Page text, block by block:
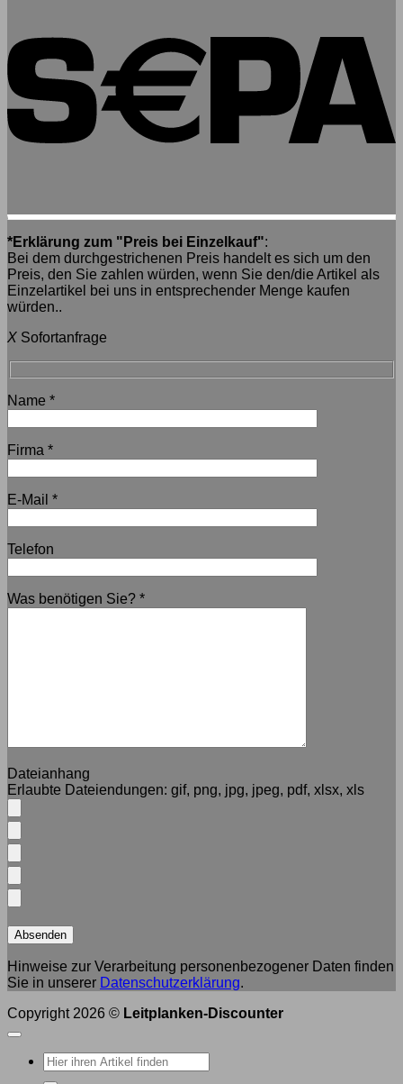
*Erklärung zum "Preis bei Einzelkauf":
Bei dem durchgestrichenen Preis handelt es sich um den
Preis, den Sie zahlen würden, wenn Sie den/die Artikel als
Einzelartikel bei uns in entsprechender Menge kaufen
würden..
X Sofortanfrage
Name *
Firma *
E-Mail *
Telefon
Was benötigen Sie? *
Dateianhang
Erlaubte Dateiendungen: gif, png, jpg, jpeg, pdf, xlsx, xls
Hinweise zur Verarbeitung personenbezogener Daten finden
Sie in unserer Datenschutzerklärung.
Copyright 2026 © Leitplanken-Discounter
Suche
nach: